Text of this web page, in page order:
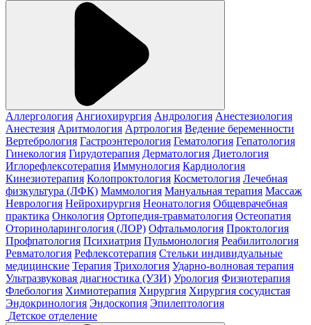
Аллергология Ангиохирургия Андрология Анестезиология
Анестезия Аритмология Артрология Ведение беременности
Вертебрология Гастроэнтерология Гематология Гепатология
Гинекология Гирудотерапия Дерматология Диетология
Иглорефлексотерапия Иммунология Кардиология
Кинезиотерапия Колопроктология Косметология Лечебная
физкультура (ЛФК) Маммология Мануальная терапия Массаж
Неврология Нейрохирургия Неонатология Общеврачебная
практика Онкология Ортопедия-травматология Остеопатия
Оториноларингология (ЛОР) Офтальмология Проктология
Профпатология Психиатрия Пульмонология Реабилитология
Ревматология Рефлексотерапия Стельки индивидуальные
медицинские Терапия Трихология Ударно-волновая терапия
Ультразвуковая диагностика (УЗИ) Урология Физиотерапия
Флебология Химиотерапия Хирургия Хирургия сосудистая
Эндокринология Эндоскопия Эпилептология
Детское отделение